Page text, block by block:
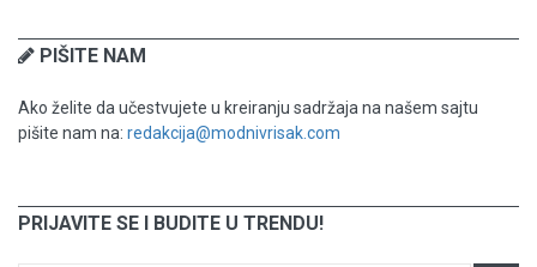
PIŠITE NAM
Ako želite da učestvujete u kreiranju sadržaja na našem sajtu
pišite nam na: redakcija@modnivrisak.com
PRIJAVITE SE I BUDITE U TRENDU!